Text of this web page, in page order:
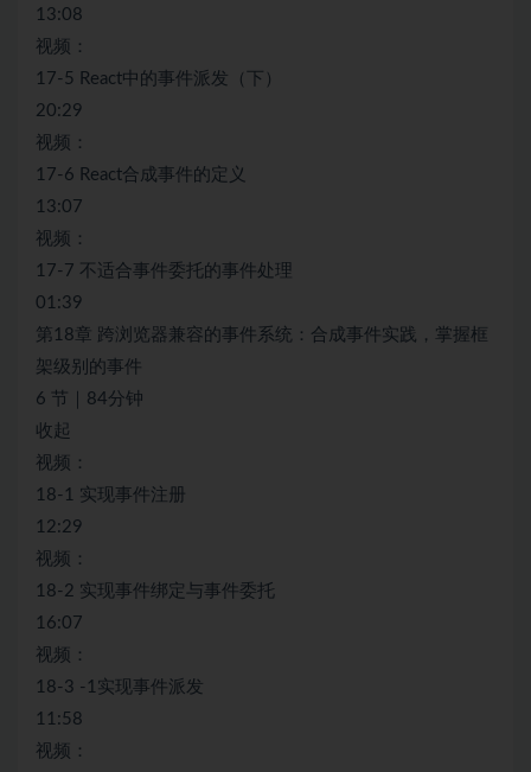
13:08
视频：
17-5 React中的事件派发（下）
20:29
视频：
17-6 React合成事件的定义
13:07
视频：
17-7 不适合事件委托的事件处理
01:39
第18章 跨浏览器兼容的事件系统：合成事件实践，掌握框
架级别的事件
6 节｜84分钟
收起
视频：
18-1 实现事件注册
12:29
视频：
18-2 实现事件绑定与事件委托
16:07
视频：
18-3 -1实现事件派发
11:58
视频：